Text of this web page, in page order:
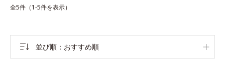
全5件（1-5件を表示）
並び順 おすすめ順